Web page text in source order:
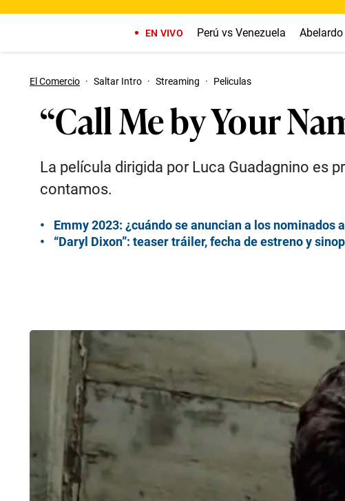
EN VIVO Perú vs Venezuela
El Comercio · Saltar Intro · Streaming · Peliculas
“Call Me by Your
La película dirigida por Luca Guadagnino es
contamos.
Emmy 2023: ¿cuándo se anuncian a los nominados
“Daryl Dixon”: teaser tráiler, fecha de estreno y